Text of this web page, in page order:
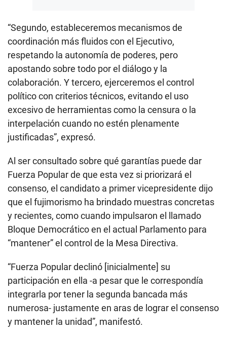
“Segundo, estableceremos mecanismos de
coordinación más fluidos con el Ejecutivo,
respetando la autonomía de poderes, pero
apostando sobre todo por el diálogo y la
colaboración. Y tercero, ejerceremos el control
político con criterios técnicos, evitando el uso
excesivo de herramientas como la censura o la
interpelación cuando no estén plenamente
justificadas”, expresó.
Al ser consultado sobre qué garantías puede dar
Fuerza Popular de que esta vez si priorizará el
consenso, el candidato a primer vicepresidente dijo
que el fujimorismo ha brindado muestras concretas
y recientes, como cuando impulsaron el llamado
Bloque Democrático en el actual Parlamento para
“mantener” el control de la Mesa Directiva.
“Fuerza Popular declinó [inicialmente] su
participación en ella -a pesar que le correspondía
integrarla por tener la segunda bancada más
numerosa- justamente en aras de lograr el consenso
y mantener la unidad”, manifestó.